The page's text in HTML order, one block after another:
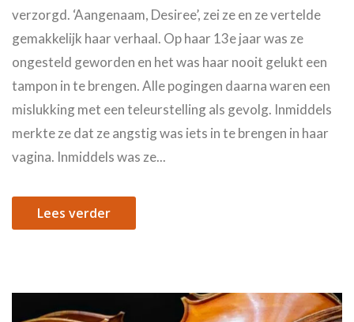
verzorgd. ‘Aangenaam, Desiree’, zei ze en ze vertelde
gemakkelijk haar verhaal. Op haar 13e jaar was ze
ongesteld geworden en het was haar nooit gelukt een
tampon in te brengen. Alle pogingen daarna waren een
mislukking met een teleurstelling als gevolg. Inmiddels
merkte ze dat ze angstig was iets in te brengen in haar
vagina. Inmiddels was ze...
Lees verder